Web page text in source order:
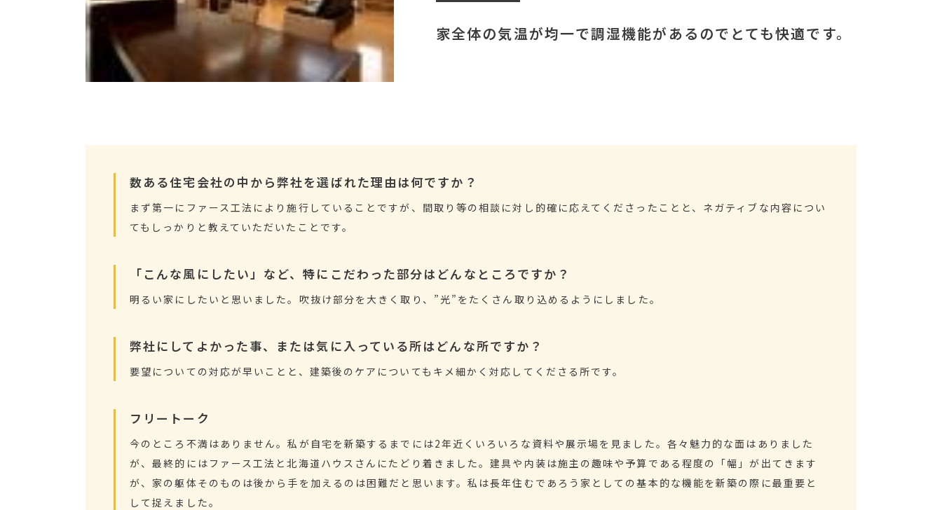
家全体の気温が均一で調湿機能があるのでとても快適です。
数ある住宅会社の中から弊社を選ばれた理由は何ですか？
まず第一にファース工法により施行していることですが、間取り等の相談に対し的確に応えてくださったことと、ネガティブな内容につい
てもしっかりと教えていただいたことです。
「こんな風にしたい」など、特にこだわった部分はどんなところですか？
明るい家にしたいと思いました。吹抜け部分を大きく取り、”光”をたくさん取り込めるようにしました。
弊社にしてよかった事、または気に入っている所はどんな所ですか？
要望についての対応が早いことと、建築後のケアについてもキメ細かく対応してくださる所です。
フリートーク
今のところ不満はありません。私が自宅を新築するまでには2年近くいろいろな資料や展示場を見ました。各々魅力的な面はありました
が、最終的にはファース工法と北海道ハウスさんにたどり着きました。建具や内装は施主の趣味や予算である程度の「幅」が出てきます
が、家の躯体そのものは後から手を加えるのは困難だと思います。私は長年住むであろう家としての基本的な機能を新築の際に最重要と
して捉えました。